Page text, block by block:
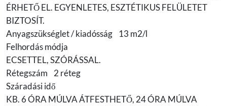
ÉRHETŐ EL. EGYENLETES, ESZTÉTIKUS FELÜLETET
BIZTOSÍT.
Anyagszükséglet / kiadósság 13 m2/l
Felhordás módja
ECSETTEL, SZÓRÁSSAL.
Rétegszám 2 réteg
Száradási idő
KB. 6 ÓRA MÚLVA ÁTFESTHETŐ, 24 ÓRA MÚLVA